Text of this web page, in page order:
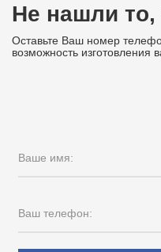
Не нашли то,
Оставьте Ваш номер
возможность изготовления
Ваше имя:
Ваш телефон: